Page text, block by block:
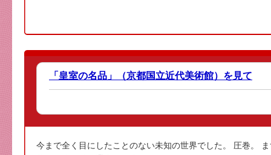
「皇室の名品」（京都国立近代美術館）を見て
今まで全く目にしたことのない未知の世界でした。 圧巻。